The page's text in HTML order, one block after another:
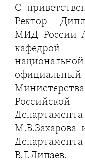
С
Ректор
МИД России
М.В.Захарова
В.Г.Липаев.